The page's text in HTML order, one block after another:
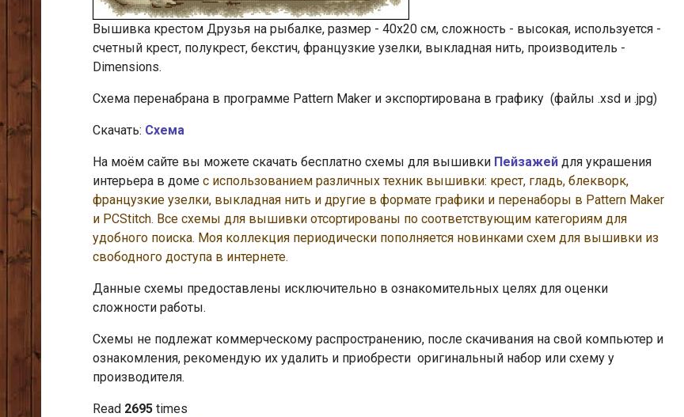
Вышивка крестом Друзья на рыбалке, размер - 40х20 см, сложность - высокая, используется -
счетный крест, полукрест, бекстич, французкие узелки, выкладная нить, производитель -
Dimensions.
Схема перенабрана в программе Pattern Maker и экспортирована в графику (файлы .xsd и .jpg)
Скачать: Схема
На моём сайте вы можете скачать бесплатно схемы для вышивки Пейзажей для украшения
интерьера в доме с использованием различных техник вышивки: крест, гладь, блекворк,
французкие узелки, выкладная нить и другие в формате графики и перенаборы в Pattern Maker
и PCStitch. Все схемы для вышивки отсортированы по соответствующим категориям для
удобного поиска. Моя коллекция периодически пополняется новинками схем для вышивки из
свободного доступа в интернете.
Данные схемы предоставлены исключительно в ознакомительных целях для оценки
сложности работы.
Схемы не подлежат коммерческому распространению, после скачивания на свой компьютер и
ознакомления, рекомендую их удалить и приобрести оригинальный набор или схему у
производителя.
Read 2695 times